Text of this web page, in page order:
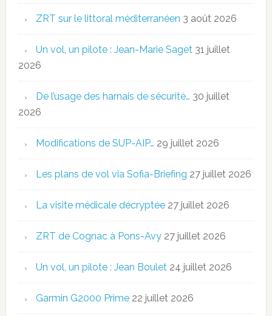
ZRT sur le littoral méditerranéen 3 août 2026
Un vol, un pilote : Jean-Marie Saget 31 juillet
2026
De l’usage des harnais de sécurité… 30 juillet
2026
Modifications de SUP-AIP… 29 juillet 2026
Les plans de vol via Sofia-Briefing 27 juillet 2026
La visite médicale décryptée 27 juillet 2026
ZRT de Cognac à Pons-Avy 27 juillet 2026
Un vol, un pilote : Jean Boulet 24 juillet 2026
Garmin G2000 Prime 22 juillet 2026